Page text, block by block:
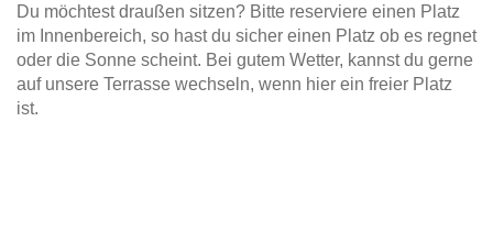
Du möchtest draußen sitzen? Bitte reserviere einen Platz
im Innenbereich, so hast du sicher einen Platz ob es regnet
oder die Sonne scheint. Bei gutem Wetter, kannst du gerne
auf unsere Terrasse wechseln, wenn hier ein freier Platz
ist.